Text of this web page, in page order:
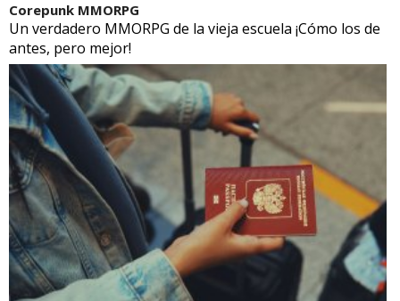
Corepunk MMORPG
Un verdadero MMORPG de la vieja escuela ¡Cómo los de
antes, pero mejor!